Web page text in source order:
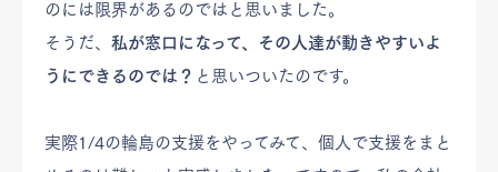
のには限界があるのではと思いました。
そうだ、 私が窓口になって、その人達が動きやすいよ
うにできるのでは？ と思いついたのです。
実際1/4の輪島の支援をやってみて、個人で支援をまと